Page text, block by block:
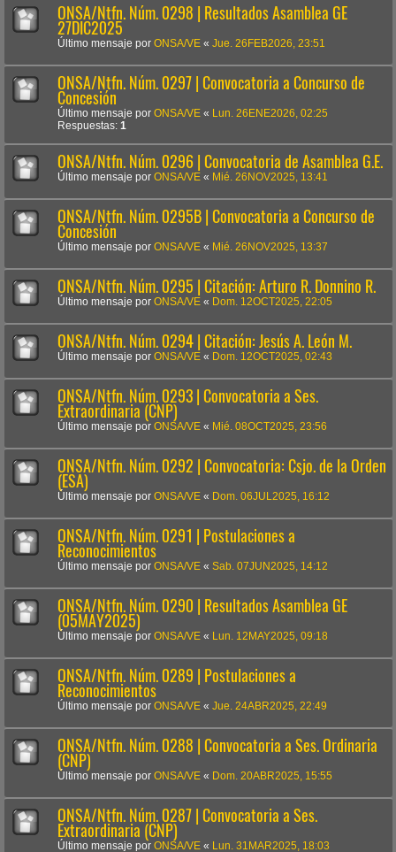
ONSA/Ntfn. Núm. 0298 | Resultados Asamblea GE
27DIC2025
Último mensaje por ONSA/VE « Jue. 26FEB2026, 23:51
ONSA/Ntfn. Núm. 0297 | Convocatoria a Concurso de
Concesión
Último mensaje por ONSA/VE «
Lun. 26ENE2026, 02:25
Respuestas: 1
ONSA/Ntfn. Núm. 0296 | Convocatoria de Asamblea G.E.
Último mensaje por ONSA/VE « Mié. 26NOV2025, 13:41
ONSA/Ntfn. Núm. 0295B | Convocatoria a Concurso de
Concesión
Último mensaje por ONSA/VE « Mié. 26NOV2025, 13:37
ONSA/Ntfn. Núm. 0295 | Citación: Arturo R. Donnino R.
Último mensaje por ONSA/VE « Dom. 12OCT2025, 22:05
ONSA/Ntfn. Núm. 0294 | Citación: Jesús A. León M.
Último mensaje por ONSA/VE « Dom. 12OCT2025, 02:43
ONSA/Ntfn. Núm. 0293 | Convocatoria a Ses.
Extraordinaria (CNP)
Último mensaje por ONSA/VE « Mié. 08OCT2025, 23:56
ONSA/Ntfn. Núm. 0292 | Convocatoria: Csjo. de la Orden
(ESA)
Último mensaje por ONSA/VE « Dom. 06JUL2025, 16:12
ONSA/Ntfn. Núm. 0291 | Postulaciones a
Reconocimientos
Último mensaje por ONSA/VE « Sab. 07JUN2025, 14:12
ONSA/Ntfn. Núm. 0290 | Resultados Asamblea GE
(05MAY2025)
Último mensaje por ONSA/VE « Lun. 12MAY2025, 09:18
ONSA/Ntfn. Núm. 0289 | Postulaciones a
Reconocimientos
Último mensaje por ONSA/VE « Jue. 24ABR2025, 22:49
ONSA/Ntfn. Núm. 0288 | Convocatoria a Ses. Ordinaria
(CNP)
Último mensaje por ONSA/VE « Dom. 20ABR2025, 15:55
ONSA/Ntfn. Núm. 0287 | Convocatoria a Ses.
Extraordinaria (CNP)
Último mensaje por ONSA/VE « Lun. 31MAR2025, 18:03